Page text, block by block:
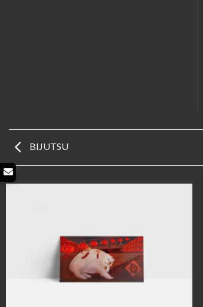
BIJUTSU